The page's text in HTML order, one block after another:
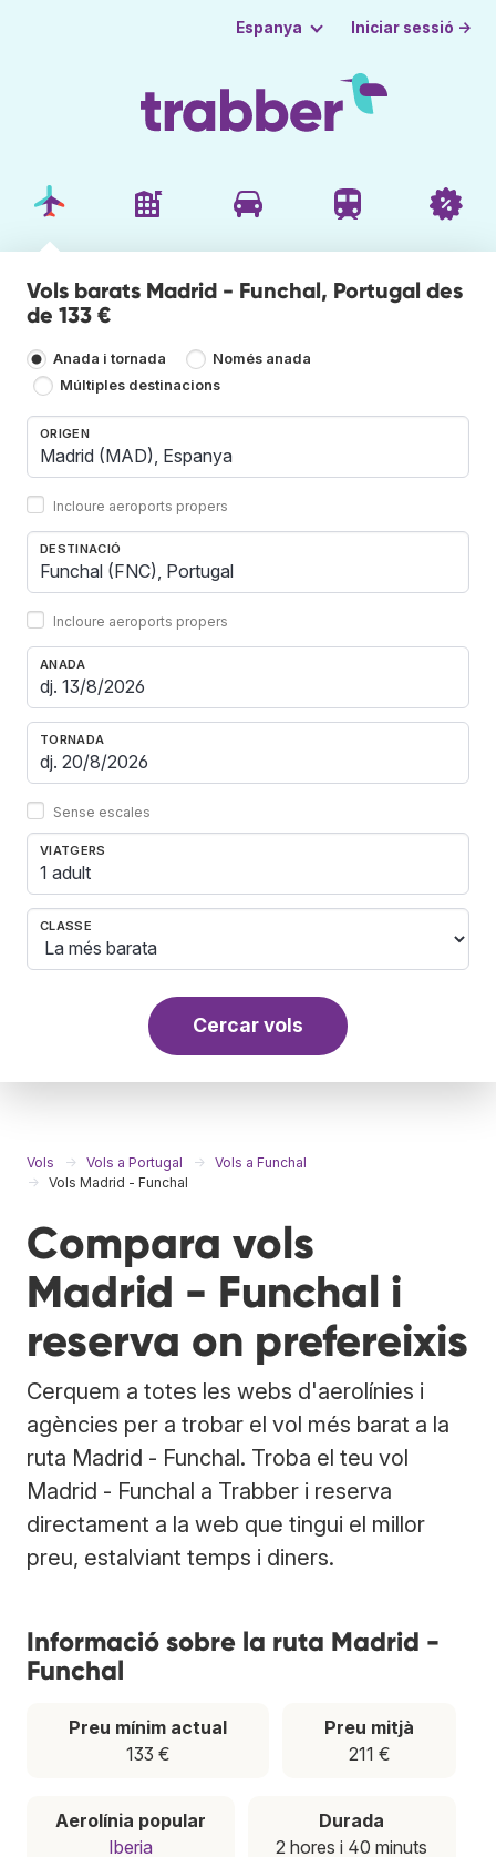
Espanya Iniciar sessió →
Vols barats Madrid - Funchal, Portugal des
de 133 €
Anada i tornada
Només anada
Múltiples destinacions
ORIGEN
Incloure aeroports propers
DESTINACIÓ
Incloure aeroports propers
ANADA
TORNADA
Sense escales
VIATGERS
1 adult
CLASSE
Cercar vols
Vols Vols a Portugal
Vols a Funchal
Vols Madrid - Funchal
Compara vols
Madrid - Funchal i
reserva on prefereixis
Cerquem a totes les webs d'aerolínies i
agències per a trobar el vol més barat a la
ruta Madrid - Funchal. Troba el teu vol
Madrid - Funchal a Trabber i reserva
directament a la web que tingui el millor
preu, estalviant temps i diners.
Informació sobre la ruta Madrid -
Funchal
Preu mínim actual
133 €
Preu mitjà
211 €
Aerolínia popular
Iberia
Durada
2 hores i 40 minuts